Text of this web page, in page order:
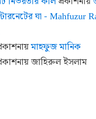
ঘা - Mahfuzur
মাহফুজ মানিক
জাহিরুল ইসলাম